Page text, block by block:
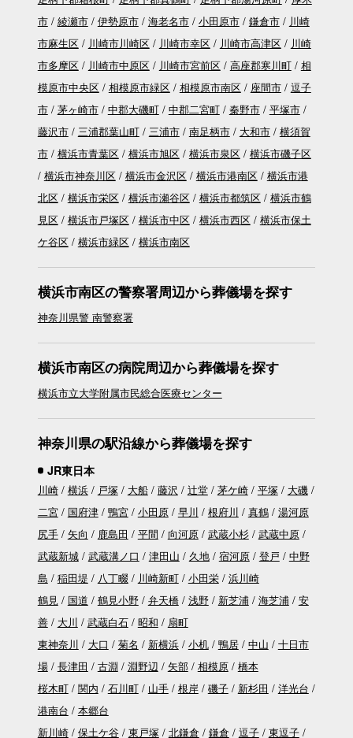
市
綾瀬市 伊勢原市 海老名市 小田原市 鎌倉市
川崎
市麻生区
川崎市川崎区 川崎市幸区 川崎市高津区
川崎
市多摩区
川崎市中原区 川崎市宮前区 高座郡寒川町
相
模原市中央区
相模原市緑区 相模原市南区 座間市
逗子
市
茅ヶ崎市 中郡大磯町 中郡二宮町 秦野市
平塚市
藤沢市
三浦郡葉山町 三浦市 南足柄市 大和市
横須賀
市
横浜市青葉区 横浜市旭区 横浜市泉区
横浜市磯子区
横浜市神奈川区
横浜市金沢区 横浜市港南区
横浜市港
北区
横浜市栄区 横浜市瀬谷区 横浜市都筑区
横浜市鶴
見区
横浜市戸塚区 横浜市中区 横浜市西区
横浜市保土
ケ谷区
横浜市緑区 横浜市南区
横浜市南区の警察署周辺から葬儀場を探す
神奈川県警 南警察署
横浜市南区の病院周辺から葬儀場を探す
横浜市立大学附属市民総合医療センター
神奈川県の駅沿線から葬儀場を探す
JR東日本
川崎 横浜 戸塚 大船 藤沢 辻堂 茅ケ崎 平塚
大磯
二宮
国府津 鴨宮 小田原 早川 根府川 真鶴
湯河原
尻手
矢向 鹿島田 平間 向河原 武蔵小杉
武蔵中原
武蔵新城
武蔵溝ノ口 津田山 久地 宿河原 登戸
中野
島
稲田堤 八丁畷 川崎新町 小田栄
浜川崎
鶴見
国道 鶴見小野 弁天橋 浅野 新芝浦 海芝浦
安
善
大川 武蔵白石 昭和
扇町
東神奈川
大口 菊名 新横浜 小机 鴨居 中山
十日市
場
長津田 古淵 淵野辺 矢部 相模原
橋本
桜木町
関内 石川町 山手 根岸 磯子 新杉田
洋光台
港南台
本郷台
新川崎
保土ケ谷 東戸塚 北鎌倉 鎌倉 逗子
東逗子